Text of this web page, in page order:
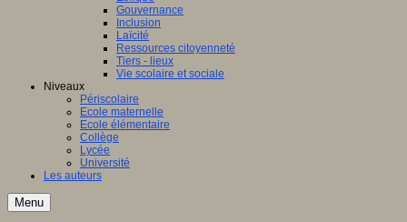
Gouvernance
Inclusion
Laïcité
Ressources citoyenneté
Tiers - lieux
Vie scolaire et sociale
Niveaux
Périscolaire
Ecole maternelle
Ecole élémentaire
Collège
Lycée
Université
Les auteurs
Menu